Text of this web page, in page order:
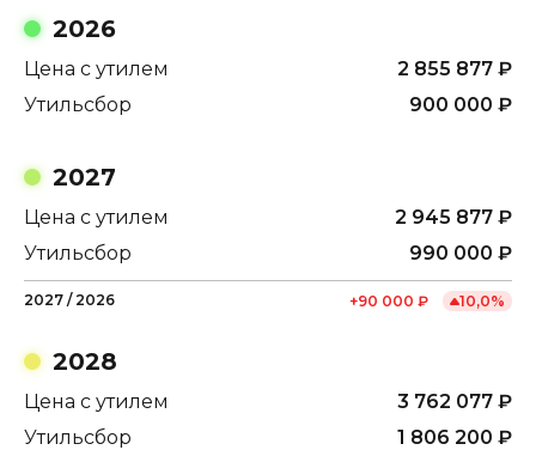
2026
Цена с утилем 2 855 877 ₽
Утильсбор
900 000 ₽
2027
Цена с утилем 2 945 877 ₽
Утильсбор
990 000 ₽
2027 / 2026 +90 000 ₽ 10,0%
2028
Цена с утилем 3 762 077 ₽
Утильсбор
1 806 200 ₽